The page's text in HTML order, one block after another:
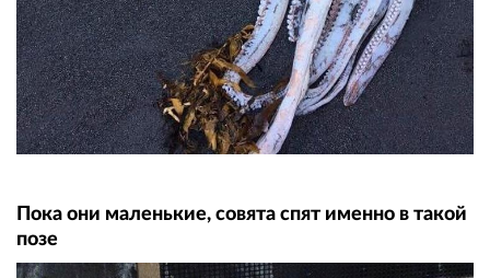
Пока они маленькие, совята спят именно в такой
позе